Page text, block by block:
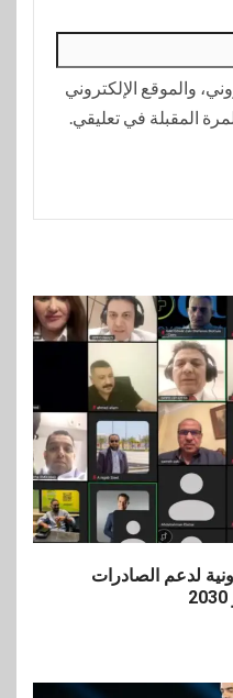
والموقع الإلكتروني
المقبلة في تعليقي.
لدعم الصادرات